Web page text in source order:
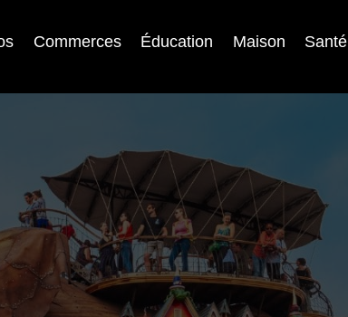
Commerces Éducation Maison Santé